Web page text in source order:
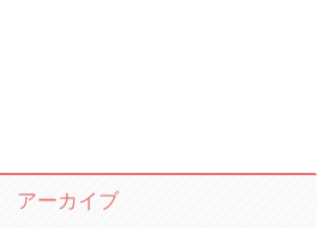
アーカイブ